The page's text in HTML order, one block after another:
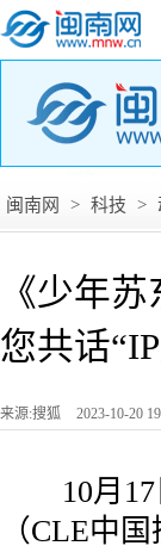
闽南网 > 科技 >
《少年
您共话
来源:搜狐 2023-10-20
10月17
（CLE中